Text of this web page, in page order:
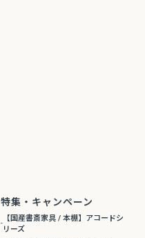
特集・キャンペーン
【国産書斎家具 / 本棚】アコードシ
リーズ